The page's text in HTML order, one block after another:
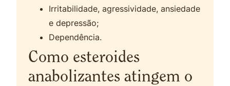
Irritabilidade, agressividade, ansiedade
e depressão;
Dependência.
Como esteroides
anabolizantes atingem o